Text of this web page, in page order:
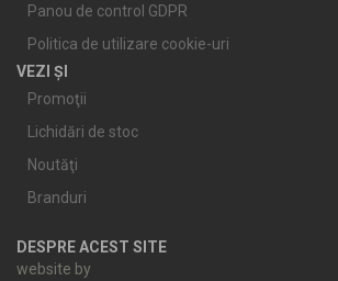
Panou de control GDPR
Politica de utilizare cookie-uri
VEZI ȘI
Promoţii
Lichidări de stoc
Noutăţi
Branduri
DESPRE ACEST SITE
website by